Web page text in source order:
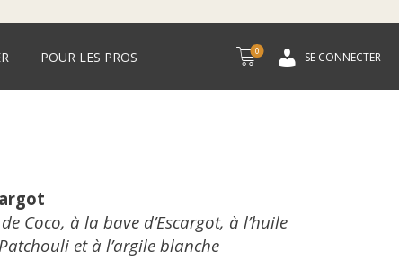
POUR LES PROS 0 SE CONNECTER
Coco, à la bave d’Escargot, à l’huile
et à l’argile blanche